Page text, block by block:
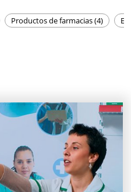
Productos de farmacias (4)